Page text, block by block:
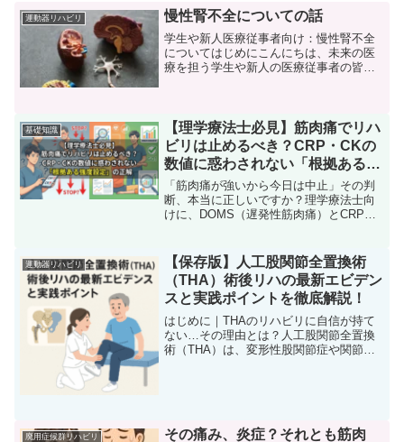
運動器リハビリ 慢性腎不全についての話
学生や新人医療従事者向け：慢性腎不全
についてはじめにこんにちは、未来の医
療を担う学生や新人の医療従事者の皆さ
り、適切な知識と対応...
基礎知識
【理学療法士必見】筋肉痛でリハ
ビリは止めるべき？CRP・CKの
数値に惑わされない「根拠ある強
度設定」の正解
「筋肉痛が強いから今日は中止」その判
断、本当に正しいですか？理学療法士向
けに、DOMS（遅発性筋肉痛）とCRP・
断基準を掘り下げます。
運動器リハビリ
【保存版】人工股関節全置換術
（THA）術後リハの最新エビデン
スと実践ポイントを徹底解説！
はじめに｜THAのリハビリに自信が持て
ない…その理由とは？人工股関節全置換
術（THA）は、変形性股関節症や関節リ
廃用症候群リハビリ
その痛み、炎症？それとも筋肉